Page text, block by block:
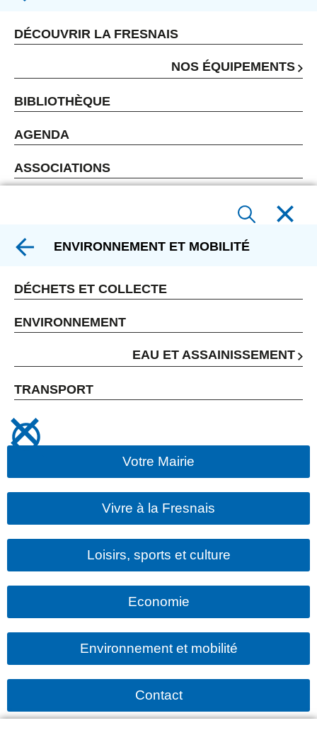
DÉCOUVRIR LA FRESNAIS
NOS ÉQUIPEMENTS
BIBLIOTHÈQUE
AGENDA
ASSOCIATIONS
ENVIRONNEMENT ET MOBILITÉ
DÉCHETS ET COLLECTE
ENVIRONNEMENT
EAU ET ASSAINISSEMENT
TRANSPORT
Votre Mairie
Vivre à la Fresnais
Loisirs, sports et culture
Economie
Environnement et mobilité
Contact